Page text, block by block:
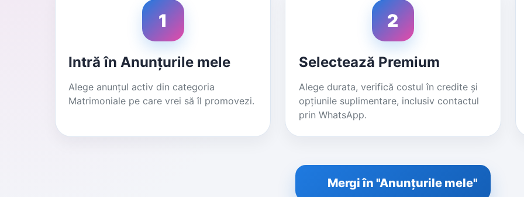
1
Intră în Anunțurile mele
Alege anunțul activ din categoria
Matrimoniale pe care vrei să îl promovezi.
2
Selectează Premium
Alege durata, verifică costul în credite și
opțiunile suplimentare, inclusiv contactul
prin WhatsApp.
Mergi în "Anunțurile mele"